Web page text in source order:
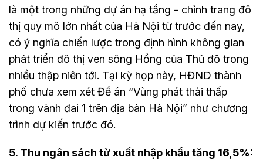
là một trong những dự án hạ tầng - chỉnh trang đô
thị quy mô lớn nhất của Hà Nội từ trước đến nay,
có ý nghĩa chiến lược trong định hình không gian
phát triển đô thị ven sông Hồng của Thủ đô trong
nhiều thập niên tới. Tại kỳ họp này, HĐND thành
phố chưa xem xét Đề án “Vùng phát thải thấp
trong vành đai 1 trên địa bàn Hà Nội” như chương
trình dự kiến trước đó.
5. Thu ngân sách từ xuất nhập khẩu tăng 16,5%: